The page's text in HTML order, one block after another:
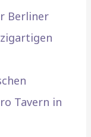
Berliner
Tavern in